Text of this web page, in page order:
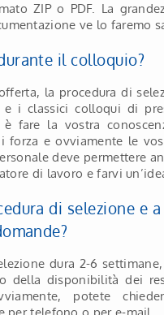
ZIP o PDF. La
ve lo faremo
il colloquio?
la procedura di
i classici colloqui di
fare la vostra
e ovviamente le
deve permettere
di lavoro e farvi
di selezione e
dura 2-6
della disponibilità dei
potete
per telefono o per e-mail.